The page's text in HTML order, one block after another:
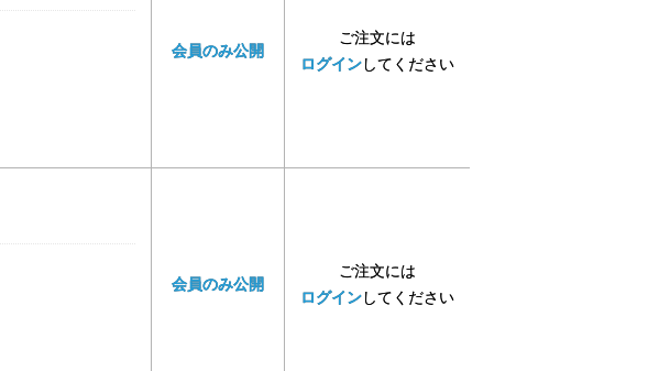
会員のみ公開
ご注文には
ログインしてください
会員のみ公開
ご注文には
ログインしてください